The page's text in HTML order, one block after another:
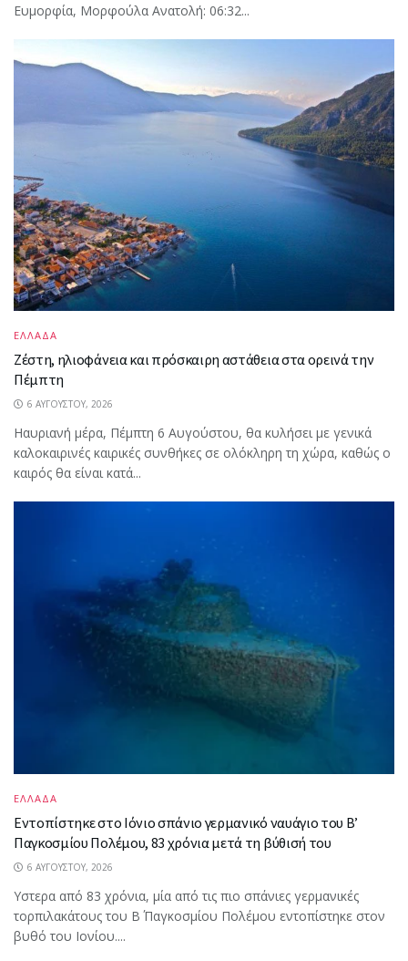
Ευμορφία, Μορφούλα Ανατολή: 06:32...
ΕΛΛΑΔΑ
Ζέστη, ηλιοφάνεια και πρόσκαιρη αστάθεια στα ορεινά την
Πέμπτη
6 ΑΥΓΟΎΣΤΟΥ, 2026
Ηαυριανή μέρα, Πέμπτη 6 Αυγούστου, θα κυλήσει με γενικά
καλοκαιρινές καιρικές συνθήκες σε ολόκληρη τη χώρα, καθώς ο
καιρός θα είναι κατά...
ΕΛΛΑΔΑ
Εντοπίστηκε στο Ιόνιο σπάνιο γερμανικό ναυάγιο του Β’
Παγκοσμίου Πολέμου, 83 χρόνια μετά τη βύθισή του
6 ΑΥΓΟΎΣΤΟΥ, 2026
Υστερα από 83 χρόνια, μία από τις πιο σπάνιες γερμανικές
τορπιλακάτους του Β΄ Παγκοσμίου Πολέμου εντοπίστηκε στον
βυθό του Ιονίου....